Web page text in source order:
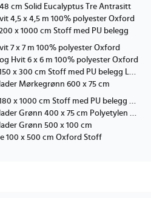
cm Solid Eucalyptus Tre Antrasitt
4,5 x 4,5 m 100% polyester Oxford
x 1000 cm Stoff med PU belegg
7 x 7 m 100% polyester Oxford
Hvit 6 x 6 m 100% polyester Oxford
vidaXL Balkong privat skjerm 150 x 300 cm Stoff med PU belegg Lysegrå
Mørkegrønn 600 x 75 cm
vidaXL Balkong privat skjerm 180 x 1000 cm Stoff med PU belegg Hvit
vidaXL Balkong skjerm med blader Grønn 400 x 75 cm Polyetylen og stoff
Grønn 500 x 100 cm
100 x 500 cm Oxford Stoff